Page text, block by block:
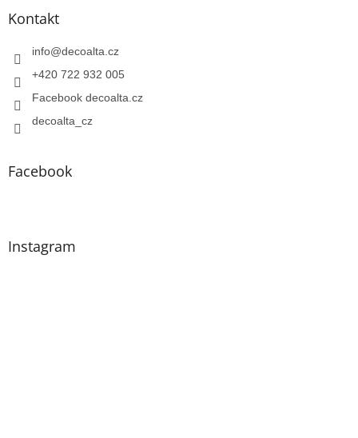
Kontakt
info@decoalta.cz
+420 722 932 005
Facebook decoalta.cz
decoalta_cz
Facebook
Instagram